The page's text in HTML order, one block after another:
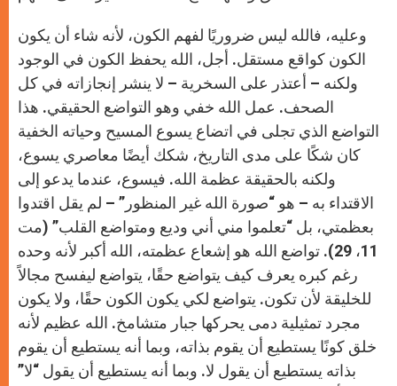
وعليه، فالله ليس ضروريًا لفهم الكون، لأنه شاء أن يكون
الكون كواقع مستقل. أجل، الله يحفظ الكون في الوجود
ولكنه – أعتذر على السخرية – لا ينشر إنجازاته في كل
الصحف. عمل الله خفي وهو التواضع الحقيقي. هذا
التواضع الذي تجلى في اتضاع يسوع المسيح وحياته الخفية
كان شكًا على مدى التاريخ، شكك أيضًا معاصري يسوع،
ولكنه بالحقيقة عظمة الله. فيسوع، عندما يدعو إلى
الاقتداء به – هو “صورة الله غير المنظور” – لم يقل اقتدوا
بعظمتي، بل “تعلموا مني أني وديع ومتواضع القلب” (مت
11، 29). تواضع الله هو إشعاع عظمته، الله أكبر لأنه وحده
رغم كبره يعرف كيف يتواضع حقًا، يتواضع ليفسح مجالاً
للخليقة لأن تكون. يتواضع لكي يكون الكون حقًا، ولا يكون
مجرد تمثيلية دمى يحركها جبار متشامخ. الله عظيم لأنه
خلق كونًا يستطيع أن يقوم بذاته، وبما أنه يستطيع أن يقوم
بذاته يستطيع أن يقول لا. وبما أنه يستطيع أن يقول “لا”